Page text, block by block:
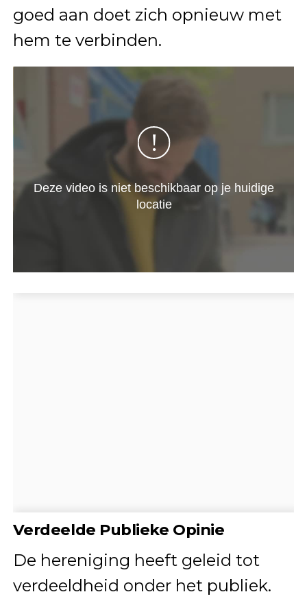
goed aan doet zich opnieuw met
hem te verbinden.
Verdeelde Publieke Opinie
De hereniging heeft geleid tot
verdeeldheid onder het publiek.